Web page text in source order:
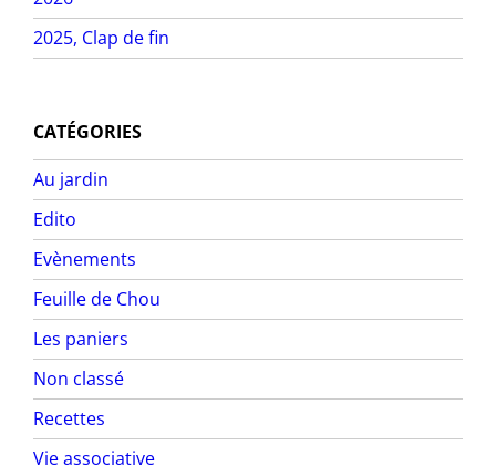
2025, Clap de fin
CATÉGORIES
Au jardin
Edito
Evènements
Feuille de Chou
Les paniers
Non classé
Recettes
Vie associative